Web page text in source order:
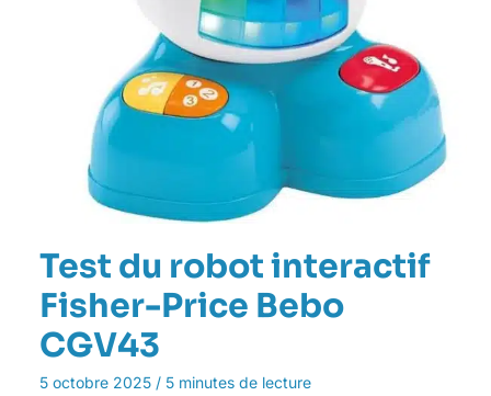
Test du robot interactif
Fisher-Price Bebo
CGV43
5 octobre 2025 / 5 minutes de lecture